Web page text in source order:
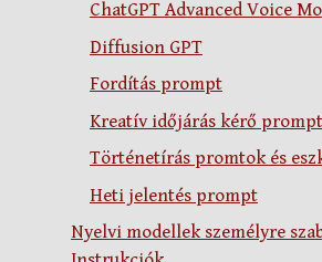
ChatGPT Advanced Voice
Diffusion GPT
Fordítás prompt
Kreatív időjárás kérő
Történetírás promtok és
Heti jelentés prompt
Nyelvi modellek személyre